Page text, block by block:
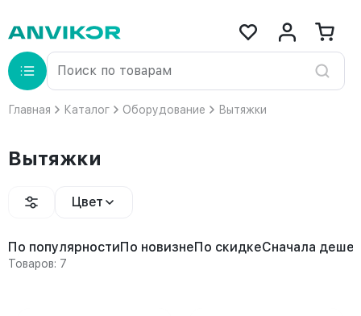
Главная Каталог Оборудование Вытяжки
Вытяжки
Цвет
По популярностиПо новизнеПо скидкеСначала
Товаров: 7